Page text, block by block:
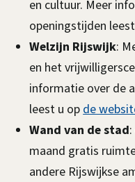
en cultuur. Meer
openingstijden
Welzijn Rijswijk:
en het
informatie over de
leest u opde
Wand van de stad
maand gratis
andere Rijswijkse